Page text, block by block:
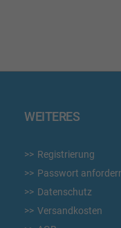
WEITERES
Registrierung
Passwort
Datenschutz
Versandkosten